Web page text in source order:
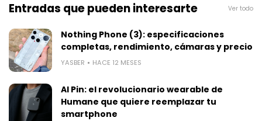
Entradas que pueden interesarte Ver todo
Nothing Phone (3): especificaciones
completas, rendimiento, cámaras y precio
YASBER HACE 12 MESES
AI Pin: el revolucionario wearable de
Humane que quiere reemplazar tu
smartphone